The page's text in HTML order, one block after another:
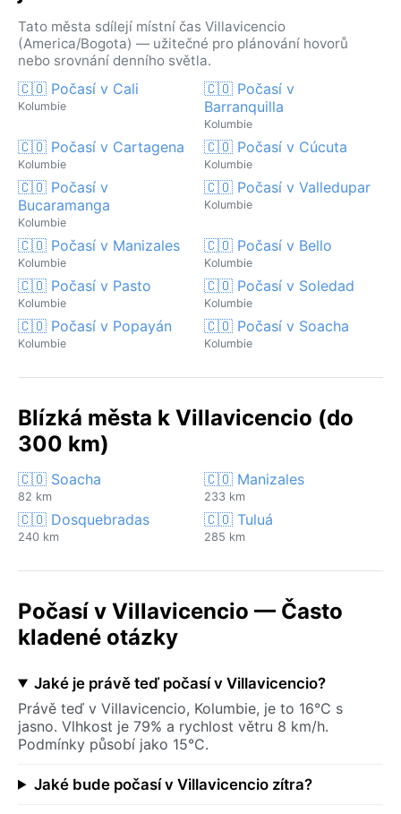
Tato města sdílejí místní čas Villavicencio
(America/Bogota) — užitečné pro plánování hovorů
nebo srovnání denního světla.
🇨🇴 Počasí v Cali
Kolumbie
🇨🇴 Počasí v
Barranquilla
Kolumbie
🇨🇴 Počasí v Cartagena
Kolumbie
🇨🇴 Počasí v Cúcuta
Kolumbie
🇨🇴 Počasí v
Bucaramanga
Kolumbie
🇨🇴 Počasí v Valledupar
Kolumbie
🇨🇴 Počasí v Manizales
Kolumbie
🇨🇴 Počasí v Bello
Kolumbie
🇨🇴 Počasí v Pasto
Kolumbie
🇨🇴 Počasí v Soledad
Kolumbie
🇨🇴 Počasí v Popayán
Kolumbie
🇨🇴 Počasí v Soacha
Kolumbie
Blízká města k Villavicencio (do
300 km)
🇨🇴 Soacha
82 km
🇨🇴 Manizales
233 km
🇨🇴 Dosquebradas
240 km
🇨🇴 Tuluá
285 km
Počasí v Villavicencio — Často
kladené otázky
Jaké je právě teď počasí v Villavicencio?
Právě teď v Villavicencio, Kolumbie, je to 16°C s
jasno. Vlhkost je 79% a rychlost větru 8 km/h.
Podmínky působí jako 15°C.
Jaké bude počasí v Villavicencio zítra?